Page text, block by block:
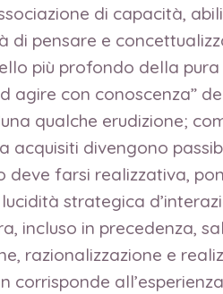
di capacità,
di pensare e
più profondo della pura
agire con conoscenza”
qualche erudizione;
acquisiti divengono
deve farsi realizzativa,
strategica
incluso in precedenza,
razionalizzazione e
corrisponde